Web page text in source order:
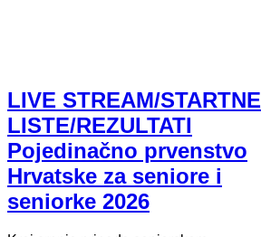
LIVE STREAM/STARTNE
LISTE/REZULTATI
Pojedinačno prvenstvo
Hrvatske za seniore i
seniorke 2026